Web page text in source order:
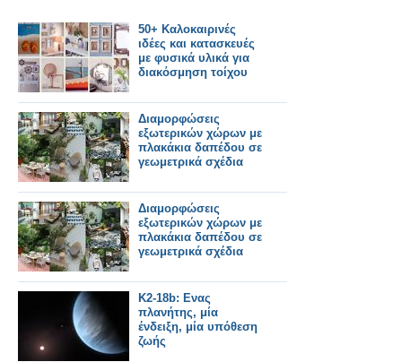
50+ Καλοκαιρινές
ιδέες και κατασκευές
με φυσικά υλικά για
διακόσμηση τοίχου
Διαμορφώσεις
εξωτερικών χώρων με
πλακάκια δαπέδου σε
γεωμετρικά σχέδια
Διαμορφώσεις
εξωτερικών χώρων με
πλακάκια δαπέδου σε
γεωμετρικά σχέδια
K2-18b: Ενας
πλανήτης, μία
ένδειξη, μία υπόθεση
ζωής